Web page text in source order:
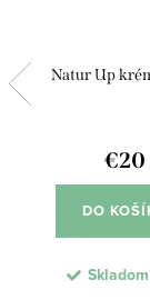
Natur Up
€20
DO
Skladom